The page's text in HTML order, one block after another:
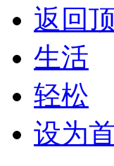
返回
生活
轻松
设为